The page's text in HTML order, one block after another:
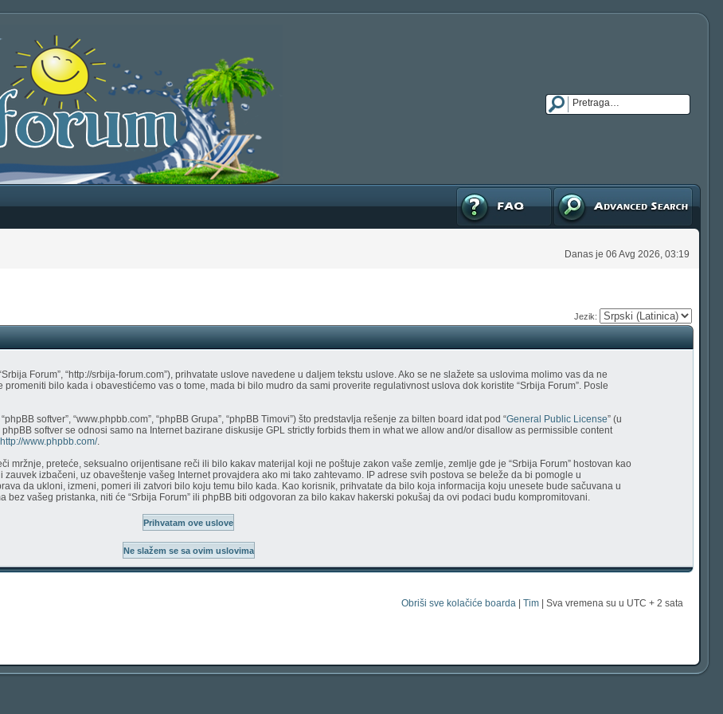
Napredna pretraga
FAQ
Danas je 06 Avg 2026, 03:19
Jezik:
Forum”, “http://srbija-forum.com”), prihvatate uslove navedene u daljem tekstu uslove. Ako se ne slažete sa uslovima molimo vas da ne
bilo kada i obavestićemo vas o tome, mada bi bilo mudro da sami proverite regulativnost uslova dok koristite “Srbija Forum”. Posle
softver”, “www.phpbb.com”, “phpBB Grupa”, “phpBB Timovi”) što predstavlja rešenje za bilten board idat pod “General Public License” (u
phpBB softver se odnosi samo na Internet bazirane diskusije GPL strictly forbids them in what we allow and/or disallow as permissible content
http://www.phpbb.com/.
mržnje, preteće, seksualno orijentisane reči ili bilo kakav materijal koji ne poštuje zakon vaše zemlje, zemlje gde je “Srbija Forum” hostovan kao
izbačeni, uz obaveštenje vašeg Internet provajdera ako mi tako zahtevamo. IP adrese svih postova se beleže da bi pomogle u
da ukloni, izmeni, pomeri ili zatvori bilo koju temu bilo kada. Kao korisnik, prihvatate da bilo koja informacija koju unesete bude sačuvana u
vašeg pristanka, niti će “Srbija Forum” ili phpBB biti odgovoran za bilo kakav hakerski pokušaj da ovi podaci budu kompromitovani.
Obriši sve kolačiće boarda Tim | Sva vremena su u UTC + 2 sata